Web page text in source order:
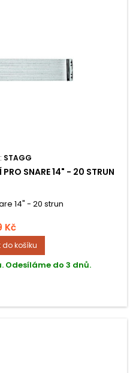
STAGG
SNARE 14" - 20 STRUN
14" - 20 strun
Kč
do košíku
Odesíláme do 3 dnů.